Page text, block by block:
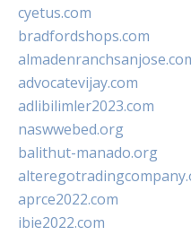
cyetus.com
bradfordshops.com
advocatevijay.com
adlibilimler2023.com
naswwebed.org
balithut-manado.org
aprce2022.com
ibie2022.com